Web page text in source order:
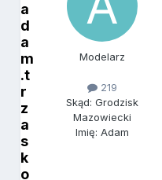
a
d
a
m
.t
r
z
a
s
k
o
Modelarz
219
Skąd: Grodzisk
Mazowiecki
Imię: Adam